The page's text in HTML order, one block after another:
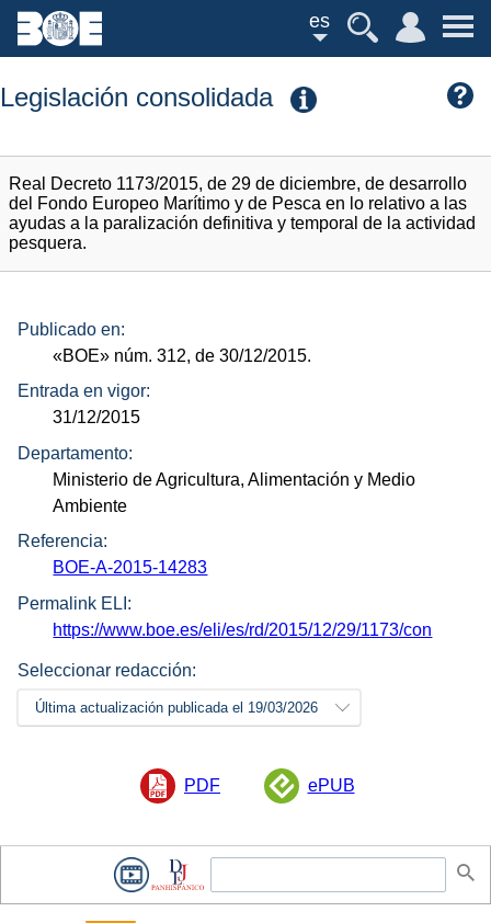
es
Legislación consolidada
Real Decreto 1173/2015, de 29 de diciembre, de desarrollo
del Fondo Europeo Marítimo y de Pesca en lo relativo a las
ayudas a la paralización definitiva y temporal de la actividad
pesquera.
Publicado en:
«BOE» núm. 312, de 30/12/2015.
Entrada en vigor:
31/12/2015
Departamento:
Ministerio de Agricultura, Alimentación y Medio
Ambiente
Referencia:
BOE-A-2015-14283
Permalink ELI:
https://www.boe.es/eli/es/rd/2015/12/29/1173/con
Seleccionar redacción:
Última actualización publicada el 19/03/2026
PDF ePUB